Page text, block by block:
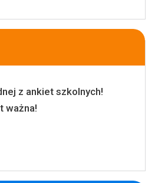
z ankiet szkolnych!
ważna!